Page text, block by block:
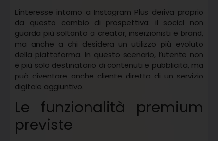
L’interesse intorno a Instagram Plus deriva proprio
da questo cambio di prospettiva: il social non
guarda più soltanto a creator, inserzionisti e brand,
ma anche a chi desidera un utilizzo più evoluto
della piattaforma. In questo scenario, l’utente non
è più solo destinatario di contenuti e pubblicità, ma
può diventare anche cliente diretto di un servizio
digitale aggiuntivo.
Le funzionalità premium
previste